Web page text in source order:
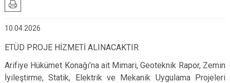
10.04.2026
ETÜD PROJE HİZMETİ ALINACAKTIR
Arifiye Hükümet Konağı’na ait Mimari, Geoteknik Rapor, Zemin
İyileştirme, Statik, Elektrik ve Mekanik Uygulama Projeleri